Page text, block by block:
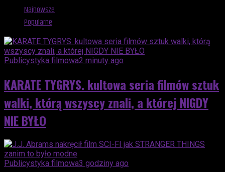
Najnowsze
Popularne
Publicystyka filmowa2 minuty ago
KARATE TYGRYS. kultowa seria filmów sztuk
walki, którą wszyscy znali, a której NIGDY
NIE BYŁO
Publicystyka filmowa3 godziny ago